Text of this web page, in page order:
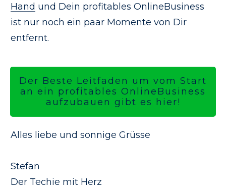
Hand und Dein profitables OnlineBusiness
ist nur noch ein paar Momente von Dir
entfernt.
Der Beste Leitfaden um vom Start
an ein profitables OnlineBusiness
aufzubauen gibt es hier!
Alles liebe und sonnige Grüsse
Stefan
Der Techie mit Herz